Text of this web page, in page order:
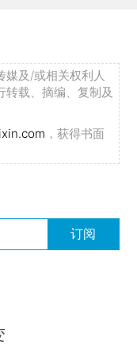
媒及/或相关权利人
转载、摘编、复制及
，获得书面
订阅